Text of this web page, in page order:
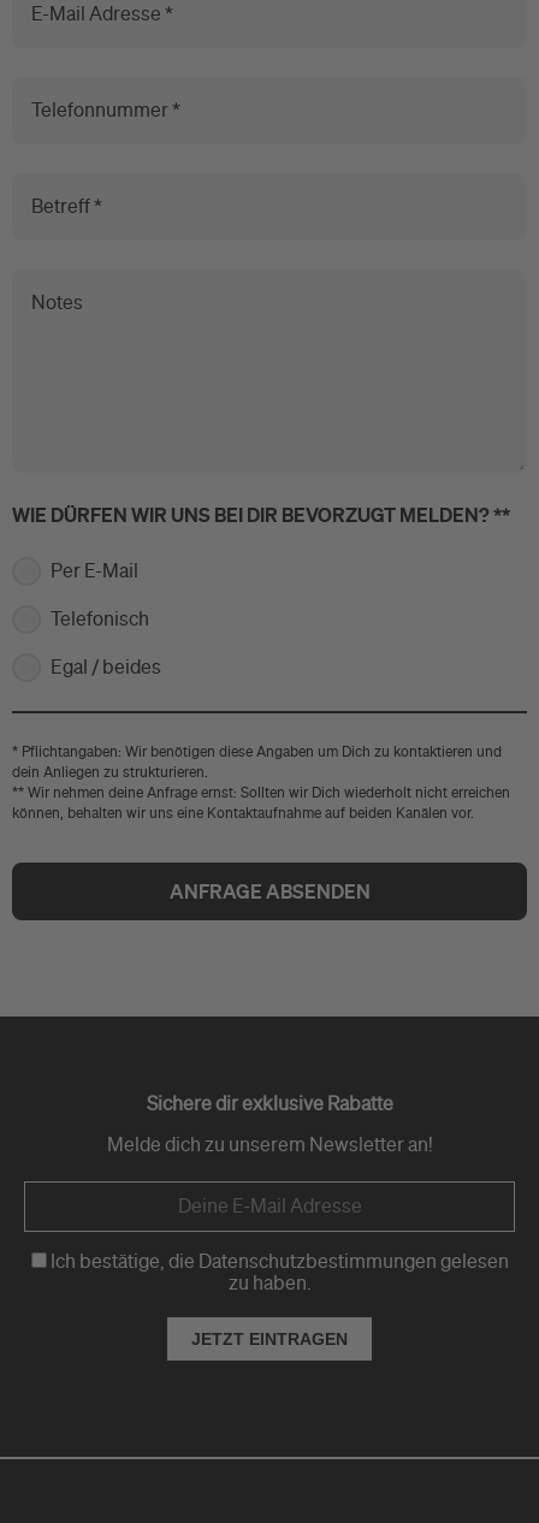
E-Mail Adresse *
Telefonnummer *
Betreff *
Notes
WIE DÜRFEN WIR UNS BEI DIR BEVORZUGT MELDEN? **
Per E-Mail
Telefonisch
Egal / beides
* Pflichtangaben: Wir benötigen diese Angaben um Dich zu kontaktieren und
dein Anliegen zu strukturieren.
** Wir nehmen deine Anfrage ernst: Sollten wir Dich wiederholt nicht erreichen
können, behalten wir uns eine Kontaktaufnahme auf beiden Kanälen vor.
ANFRAGE ABSENDEN
Sichere dir exklusive Rabatte
Melde dich zu unserem Newsletter an!
Ich bestätige, die Datenschutzbestimmungen gelesen
zu haben.
JETZT EINTRAGEN